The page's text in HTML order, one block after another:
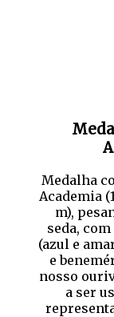
Medalha
Academia
m),
seda,
(azul e
e
nosso
a ser